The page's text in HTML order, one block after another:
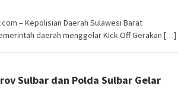
– Kepolisian Daerah Sulawesi Barat
daerah menggelar Kick Off Gerakan […]
Sulbar dan Polda Sulbar Gelar